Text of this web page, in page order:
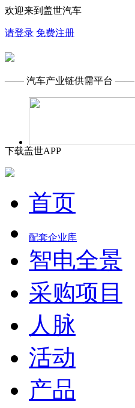
欢迎来到盖世汽车
请登录 免费注册
—— 汽车产业链供需平台 ——
下载盖世APP
首页
配套企业库
智电全景
采购项目
人脉
活动
产品